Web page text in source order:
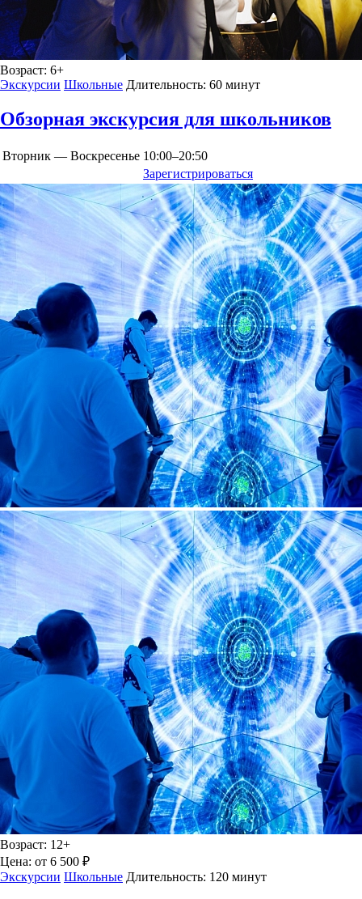
Возраст: 6+
Экскурсии Школьные Длительность: 60 минут
Обзорная экскурсия для школьников
Вторник — Воскресенье 10:00–20:50
Зарегистрироваться
Возраст: 12+
Цена: от 6 500 ₽
Экскурсии Школьные Длительность: 120 минут